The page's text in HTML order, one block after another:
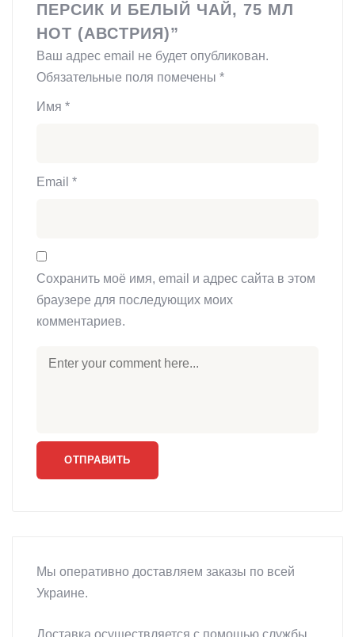
ПЕРСИК И БЕЛЫЙ ЧАЙ, 75 МЛ
HOT (АВСТРИЯ)”
Ваш адрес email не будет опубликован.
Обязательные поля помечены *
Имя *
Email *
Сохранить моё имя, email и адрес сайта в этом
браузере для последующих моих
комментариев.
Мы оперативно доставляем заказы по всей
Украине.